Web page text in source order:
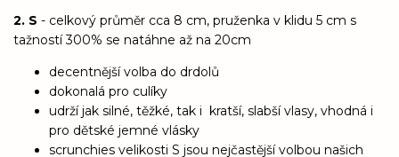
2. S - celkový průměr cca 8 cm, pruženka v klidu 5 cm s
tažností 300% se natáhne až na 20cm
decentnější volba do drdolů
dokonalá pro culíky
udrží jak silné, těžké, tak i kratší, slabší vlasy, vhodná i
pro dětské jemné vlásky
scrunchies velikosti S jsou nejčastější volbou našich